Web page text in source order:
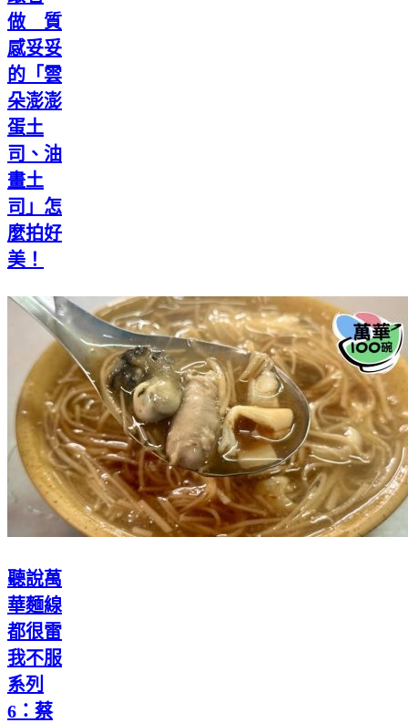
做 質
感妥妥
的「雲
朵澎澎
蛋土
司、油
畫土
司」怎
麼拍好
美！
聽說萬
華麵線
都很雷
我不服
系列
6：蔡